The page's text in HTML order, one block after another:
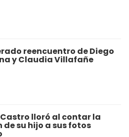
reencuentro de Diego
y Claudia Villafañe
lloró al contar la
de su hijo a sus fotos